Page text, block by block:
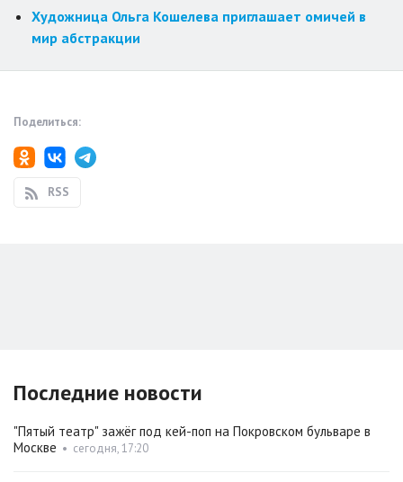
Художница Ольга Кошелева приглашает омичей в
мир абстракции
Поделиться:
RSS
Последние новости
"Пятый театр" зажёг под кей-поп на Покровском бульваре в
Москве • сегодня, 17:20